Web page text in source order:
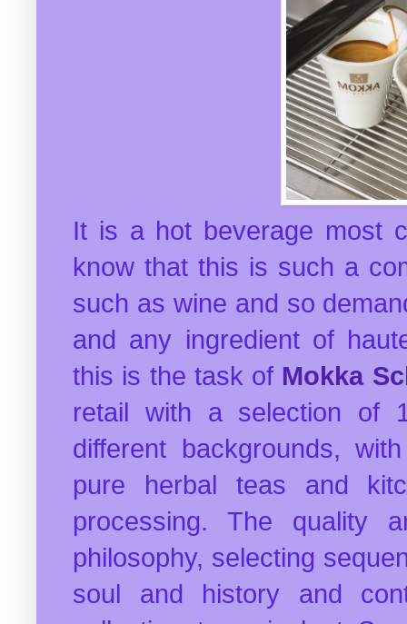
It is a hot beverage most
know that this is such a
such as wine and so
and any ingredient of
this is the task of Mokka
retail with a selection of
different backgrounds,
pure herbal teas and
processing. The quality
philosophy, selecting
soul and history and